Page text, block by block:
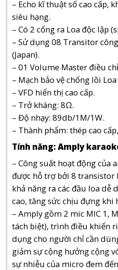
– Echo kĩ thuật số cao cấp,
siêu hạng.
– Có 2 cổng ra Loa độc lập
– Sử dụng 08 Transitor
(Japan).
– 01 Volume Master điều
– Mạch bảo vệ chống lồi
– VFD hiển thị cao cấp.
– Trở kháng: 8Ω.
– Độ nhạy: 89db/1M/1W.
– Thành phẩm: thép cao
Tính năng: Amply
– Công suất hoạt động của
được hỗ trợ bởi 8 transistor
khả năng ra các đầu loa dễ
cao, tăng sức chịu đựng khi
– Amply gồm 2 mic MIC 1,
tách biệt), trình điều khiển
dụng cho người chỉ cần
giảm sự cộng hưởng cộng
sự nhiễu của micro đem